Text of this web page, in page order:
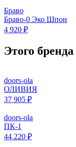
Браво
Браво-0 Эко Шпон
4 920 ₽
Этого бренда
doors-ola
ОЛИВИЯ
37 905 ₽
doors-ola
ПК-1
44 220 ₽